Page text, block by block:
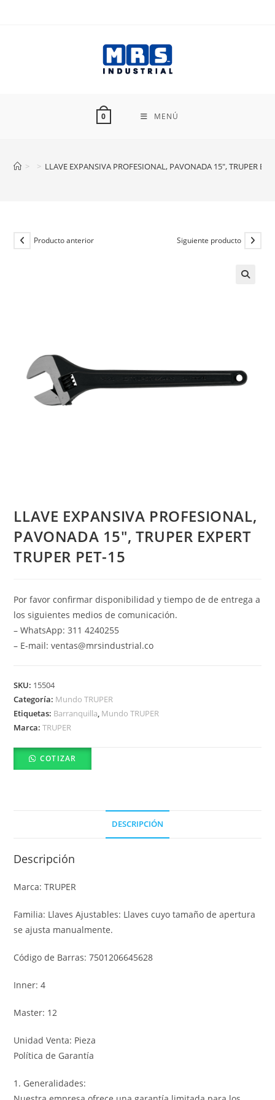
0 MENÚ
> > LLAVE EXPANSIVA PROFESIONAL, PAVONADA 15″, TRUPER
Producto anterior Siguiente producto
LLAVE EXPANSIVA PROFESIONAL,
PAVONADA 15″, TRUPER EXPERT
TRUPER PET-15
Por favor confirmar disponibilidad y tiempo de de entrega a
los siguientes medios de comunicación.
– WhatsApp: 311 4240255
– E-mail: ventas@mrsindustrial.co
SKU: 15504
Categoría: Mundo TRUPER
Etiquetas: Barranquilla, Mundo TRUPER
Marca:TRUPER
COTIZAR
DESCRIPCIÓN
Descripción
Marca: TRUPER
Familia: Llaves Ajustables: Llaves cuyo tamaño de apertura
se ajusta manualmente.
Código de Barras: 7501206645628
Inner: 4
Master: 12
Unidad Venta: Pieza
Política de Garantía
1. Generalidades: